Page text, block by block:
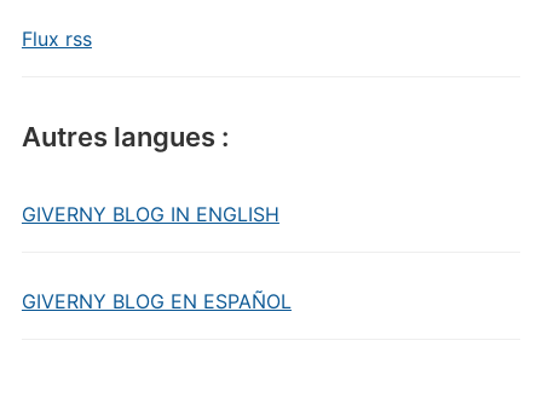
Flux rss
Autres langues :
GIVERNY BLOG IN ENGLISH
GIVERNY BLOG EN ESPAÑOL